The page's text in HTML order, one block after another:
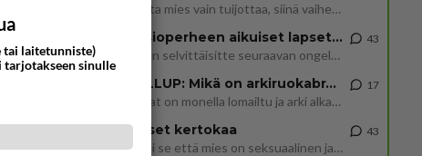
Mutta mies vain tuijottaa, siinä vaiheessa käännän itse pään pois. Mikä juttu? Yleensä jos joku tuijottaa tai katsoo, hä
Uusioperheen aikuiset lapset tyhjentää jääkaapin käydessään
Miten selvittäisitte seuraavan ongelman, meillä on uusioperhe, minulla teini-ikäiset lapset ja puolisolla aikuiset, jotk
43
GALLUP: Mikä on arkiruokabravuurisi?
Lomat on monella lomailtu ja arki alkaa. Se voi tarkoittaa myös sitä, että grillailut on grillattu ja palataan arjen ruo
17
Naiset kertokaa
Miksi se että mies on seksuaalinen ja haluaa seksiä ja te olette hänen mielestänne haluttava on vastenmielistä? Mikä sii
43
tai laitetunniste)
tarjotakseen sinulle